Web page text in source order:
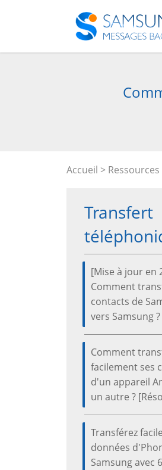
Accueil > Ressources
Transfert
[Mise à jour en
Comment
contacts de
vers Samsung ?
Comment
facilement ses
d'un appareil
un autre ?
Transférez
données
Samsung avec 6